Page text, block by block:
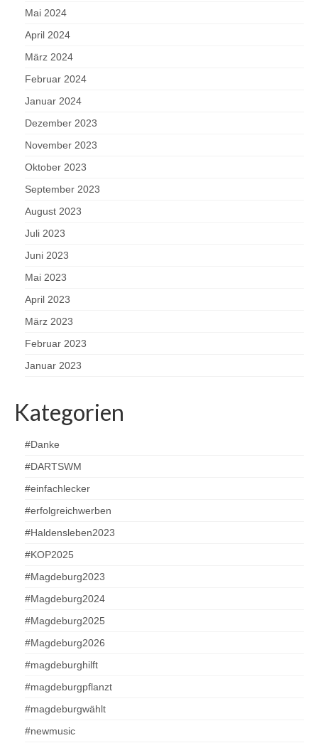
Mai 2024
April 2024
März 2024
Februar 2024
Januar 2024
Dezember 2023
November 2023
Oktober 2023
September 2023
August 2023
Juli 2023
Juni 2023
Mai 2023
April 2023
März 2023
Februar 2023
Januar 2023
Kategorien
#Danke
#DARTSWM
#einfachlecker
#erfolgreichwerben
#Haldensleben2023
#KOP2025
#Magdeburg2023
#Magdeburg2024
#Magdeburg2025
#Magdeburg2026
#magdeburghilft
#magdeburgpflanzt
#magdeburgwählt
#newmusic